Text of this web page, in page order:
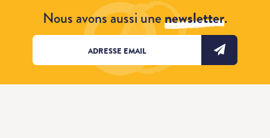
Nous avons aussi unenewsletter.